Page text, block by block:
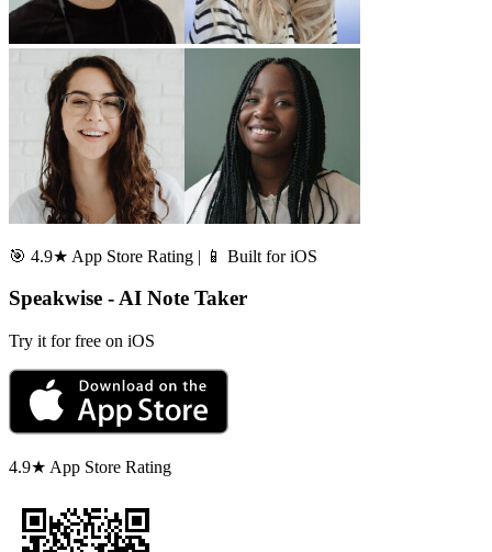
🎯 4.9★ App Store Rating | 📱 Built for iOS
Speakwise - AI Note Taker
Try it for free on iOS
4.9★ App Store Rating